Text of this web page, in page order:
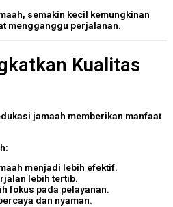
semakin kecil kemungkinan
mengganggu perjalanan.
Kualitas
jamaah memberikan manfaat
menjadi lebih efektif.
lebih tertib.
fokus pada pelayanan.
dan nyaman.